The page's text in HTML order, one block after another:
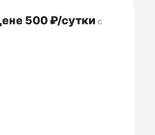
500 ₽/сутки с